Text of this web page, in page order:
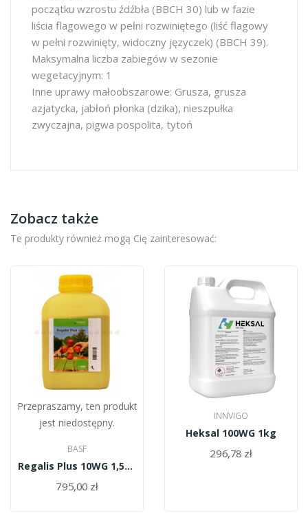
początku wzrostu źdźbła (BBCH 30) lub w fazie
liścia flagowego w pełni rozwiniętego (liść flagowy
w pełni rozwinięty, widoczny języczek) (BBCH 39).
Maksymalna liczba zabiegów w sezonie
wegetacyjnym: 1
Inne uprawy małoobszarowe: Grusza, grusza
azjatycka, jabłoń płonka (dzika), nieszpułka
zwyczajna, pigwa pospolita, tytoń
Zobacz także
Te produkty również mogą Cię zainteresować:
Przepraszamy, ten produkt
jest niedostępny.
BASF
Regalis Plus 10WG 1,5kg
795,00 zł
INNVIGO
Heksal 100WG 1kg
296,78 zł